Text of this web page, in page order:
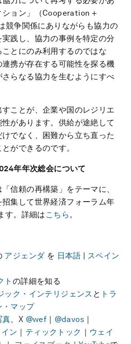
ション」（Cooperation +
競争関係にありながらも協力の
践し、協力の事例を特定の分
とにのみ利用するのではな
連携が存在する可能性を探る機
らなる協力を生むようにすべ
ことが、企業や国のレジリエ
があります。供給が途絶して
でなく、困難から立ち直った
ができるのです。
年年次総会について
信頼の再構築」をテーマに、
集して世界経済フォーラム年
す。詳細は こちら。
アジェンダを 日本語 | スペイン
ト の詳細を知る
ック・インテリジェンス と トラ
・マップ
真、X @wef ｜ @davos ｜
ン ｜ ティックトック ｜ ウェイ